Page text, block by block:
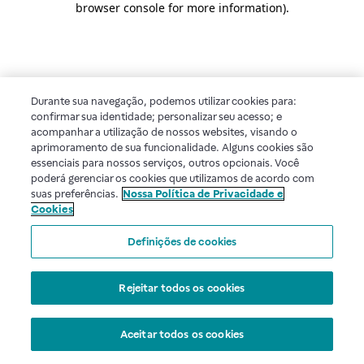
browser console for more information).
Durante sua navegação, podemos utilizar cookies para:
confirmar sua identidade; personalizar seu acesso; e
acompanhar a utilização de nossos websites, visando o
aprimoramento de sua funcionalidade. Alguns cookies são
essenciais para nossos serviços, outros opcionais. Você
poderá gerenciar os cookies que utilizamos de acordo com
suas preferências. Nossa Política de Privacidade e
Cookies
Definições de cookies
Rejeitar todos os cookies
Aceitar todos os cookies